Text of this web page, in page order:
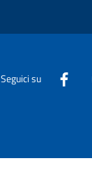
Seguici su